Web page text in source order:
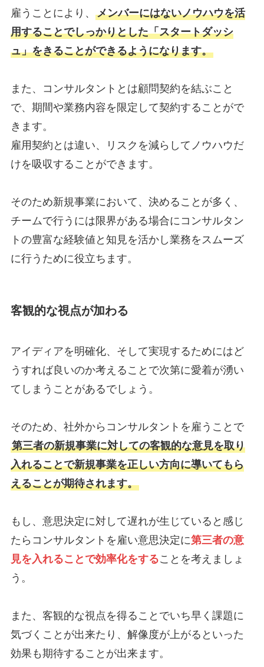
雇うことにより、 メンバーにはないノウハウを活
用することでしっかりとした「スタートダッシ
ュ」をきることができるようになります。
また、コンサルタントとは顧問契約を結ぶこと
で、期間や業務内容を限定して契約することがで
きます。
雇用契約とは違い、リスクを減らしてノウハウだ
けを吸収することができます。
そのため新規事業において、決めることが多く、
チームで行うには限界がある場合にコンサルタン
トの豊富な経験値と知見を活かし業務をスムーズ
に行うために役立ちます。
客観的な視点が加わる
アイディアを明確化、そして実現するためにはど
うすれば良いのか考えることで次第に愛着が湧い
てしまうことがあるでしょう。
そのため、社外からコンサルタントを雇うことで
第三者の新規事業に対しての客観的な意見を取り
入れることで新規事業を正しい方向に導いてもら
えることが期待されます。
もし、意思決定に対して遅れが生じていると感じ
たらコンサルタントを雇い意思決定に第三者の意
見を入れることで効率化をすることを考えましょ
う。
また、客観的な視点を得ることでいち早く課題に
気づくことが出来たり、解像度が上がるといった
効果も期待することが出来ます。